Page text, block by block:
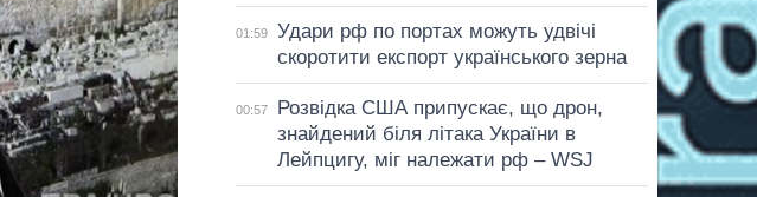
01:59
Удари рф по портах можуть удвічі
скоротити експорт українського зерна
00:57
Розвідка США припускає, що дрон,
знайдений біля літака України в
Лейпцигу, міг належати рф – WSJ